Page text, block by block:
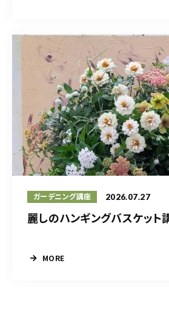
ガーデニング講座 2026.07.27
麗しのハンギングバスケット
MORE